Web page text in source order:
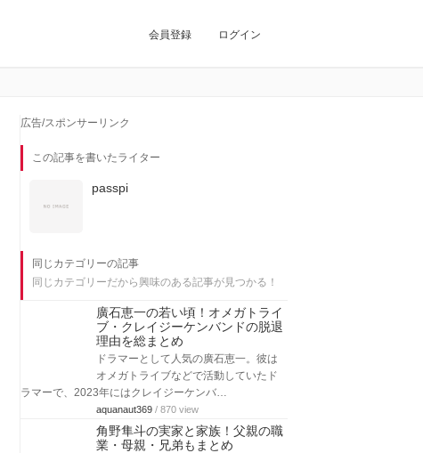
会員登録 ログイン
広告/スポンサーリンク
この記事を書いたライター
passpi
同じカテゴリーの記事
同じカテゴリーだから興味のある記事が見つかる！
廣石恵一の若い頃！オメガトライ
ブ・クレイジーケンバンドの脱退
理由を総まとめ
ドラマーとして人気の廣石恵一。彼は
オメガトライブなどで活動していたド
ラマーで、2023年にはクレイジーケンバ…
aquanaut369 / 870 view
角野隼斗の実家と家族！父親の職
業・母親・兄弟もまとめ